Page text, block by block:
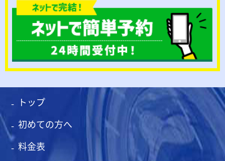
トップ
初めての方へ
料金表